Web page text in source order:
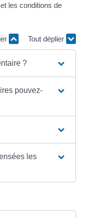
les conditions de
Tout déplier
?
pouvez-
les